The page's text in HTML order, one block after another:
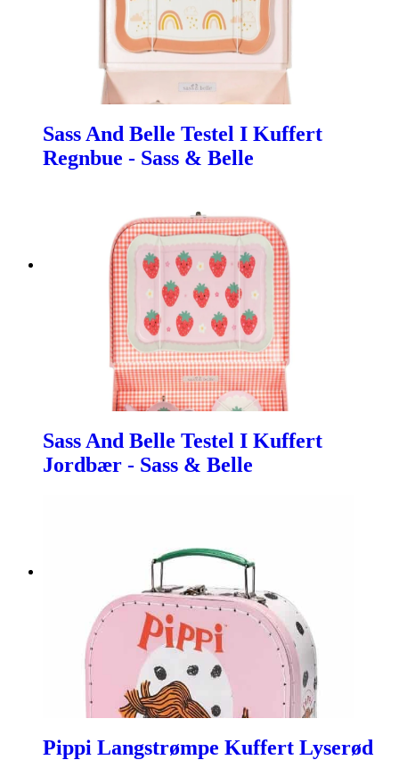
Sass And Belle Testel I Kuffert
Regnbue - Sass & Belle
Sass And Belle Testel I Kuffert
Jordbær - Sass & Belle
Pippi Langstrømpe Kuffert Lyserød